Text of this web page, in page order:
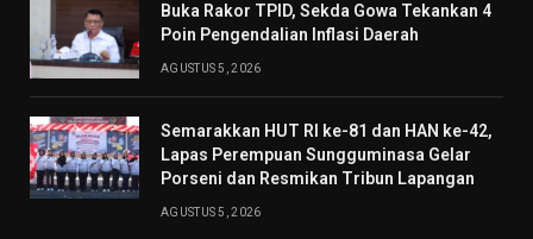
Buka Rakor TPID, Sekda Gowa Tekankan 4
Poin Pengendalian Inflasi Daerah
AGUSTUS 5, 2026
Semarakkan HUT RI ke-81 dan HAN ke-42,
Lapas Perempuan Sungguminasa Gelar
Porseni dan Resmikan Tribun Lapangan
AGUSTUS 5, 2026